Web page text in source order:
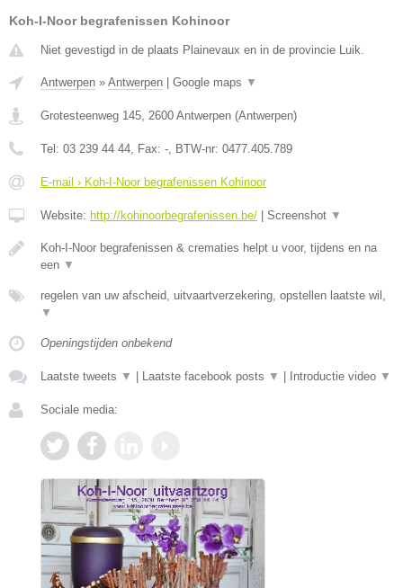
Koh-I-Noor begrafenissen Kohinoor
Niet gevestigd in de plaats Plainevaux en in de provincie Luik.
Antwerpen » Antwerpen Google maps ▼
Grotesteenweg 145, 2600 Antwerpen (Antwerpen)
Tel: 03 239 44 44, Fax: -, BTW-nr: 0477.405.789
E-mail › Koh-I-Noor begrafenissen Kohinoor
Website: http://kohinoorbegrafenissen.be/ Screenshot ▼
Koh-I-Noor begrafenissen & crematies helpt u voor, tijdens en na
een ▼
regelen van uw afscheid, uitvaartverzekering, opstellen laatste wil,
▼
Openingstijden onbekend
Laatste tweets ▼ Laatste facebook posts ▼ Introductie video ▼
Sociale media: